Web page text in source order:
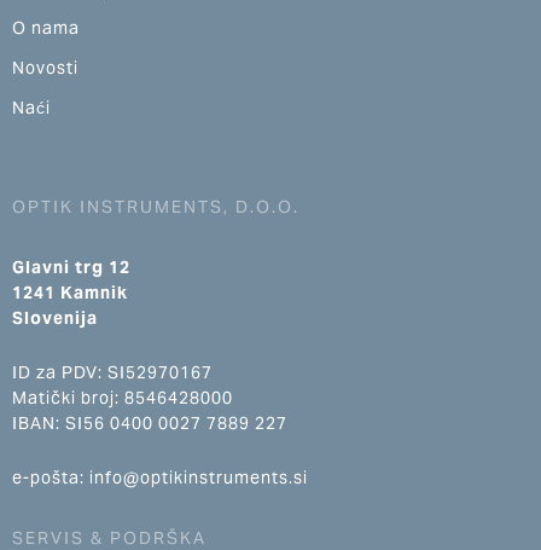
O nama
Novosti
Naći
OPTIK INSTRUMENTS, D.O.O.
Glavni trg 12
1241 Kamnik
Slovenija
ID za PDV: SI52970167
Matički broj: 8546428000
IBAN: SI56 0400 0027 7889 227
e-pošta: info@optikinstruments.si
SERVIS & PODRŠKA